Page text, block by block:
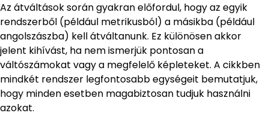
Az átváltások során gyakran előfordul, hogy az egyik
rendszerből (például metrikusból) a másikba (például
angolszászba) kell átváltanunk. Ez különösen akkor
jelent kihívást, ha nem ismerjük pontosan a
váltószámokat vagy a megfelelő képleteket. A cikkben
mindkét rendszer legfontosabb egységeit bemutatjuk,
hogy minden esetben magabiztosan tudjuk használni
azokat.